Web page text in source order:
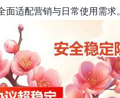
适配营销与日常使用需求。